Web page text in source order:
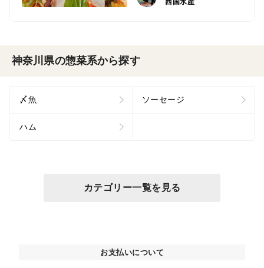
神奈川県の惣菜系から探す
〆魚 ソーセージ
ハム
カテゴリー一覧を見る
お支払いについて